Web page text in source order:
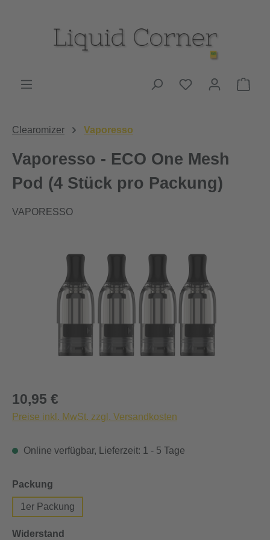
Du hast 0
Clearomizer Vaporesso
Vaporesso - ECO One Mesh
Pod (4 Stück pro Packung)
VAPORESSO
Regulärer Preis:
10,95 €
Preise inkl. MwSt. zzgl. Versandkosten
Online verfügbar, Lieferzeit: 1 - 5 Tage
Packung
1er Packung
Widerstand